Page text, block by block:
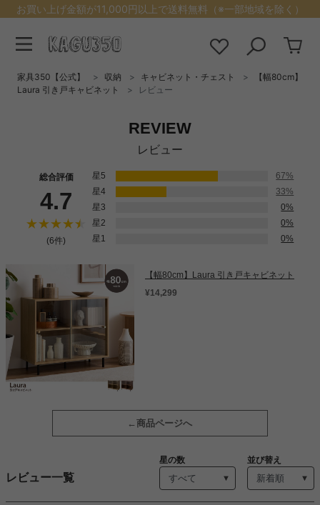
お買い上げ金額が11,000円以上で送料無料（※一部地域を除く）
家具350【公式】 収納 キャビネット・チェスト
【幅80cm】
Laura 引き戸キャビネット
レビュー
REVIEW
レビュー
【幅80cm】Laura 引き戸キャビネット
¥14,299
総合評価
4.7
(6件)
星5
67%
星4
33%
星3
0%
星2
0%
星1
0%
商品ページへ
レビュー一覧
星の数 並び替え